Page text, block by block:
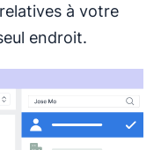
à votre
endroit.